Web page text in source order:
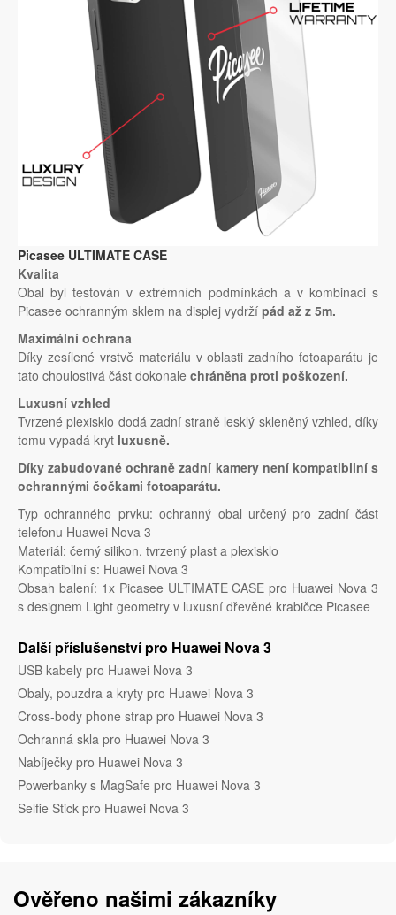
Picasee ULTIMATE CASE
Kvalita
Obal byl testován v extrémních podmínkách a v kombinaci s
Picasee ochranným sklem na displej vydrží pád až z 5m.
Maximální ochrana
Díky zesílené vrstvě materiálu v oblasti zadního fotoaparátu je
tato choulostivá část dokonale chráněna proti poškození.
Luxusní vzhled
Tvrzené plexisklo dodá zadní straně lesklý skleněný vzhled, díky
tomu vypadá kryt luxusně.
Díky zabudované ochraně zadní kamery není kompatibilní s
ochrannými čočkami fotoaparátu.
Typ ochranného prvku: ochranný obal určený pro zadní část
telefonu Huawei Nova 3
Materiál: černý silikon, tvrzený plast a plexisklo
Kompatibilní s: Huawei Nova 3
Obsah balení: 1x Picasee ULTIMATE CASE pro Huawei Nova 3
s designem Light geometry v luxusní dřevěné krabičce Picasee
Další příslušenství pro Huawei Nova 3
USB kabely pro Huawei Nova 3
Obaly, pouzdra a kryty pro Huawei Nova 3
Cross-body phone strap pro Huawei Nova 3
Ochranná skla pro Huawei Nova 3
Nabíječky pro Huawei Nova 3
Powerbanky s MagSafe pro Huawei Nova 3
Selfie Stick pro Huawei Nova 3
Ověřeno našimi zákazníky